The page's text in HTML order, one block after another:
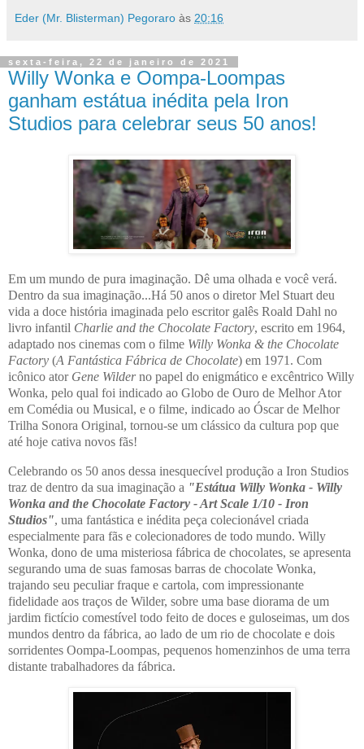
Eder (Mr. Blisterman) Pegoraro às 20:16
sexta-feira, 22 de janeiro de 2021
Willy Wonka e Oompa-Loompas
ganham estátua inédita pela Iron
Studios para celebrar seus 50 anos!
Em um mundo de pura imaginação. Dê uma olhada e você verá.
Dentro da sua imaginação...Há 50 anos o diretor Mel Stuart deu
vida a doce história imaginada pelo escritor galês Roald Dahl no
livro infantil Charlie and the Chocolate Factory, escrito em 1964,
adaptado nos cinemas com o filme Willy Wonka & the Chocolate
Factory (A Fantástica Fábrica de Chocolate) em 1971. Com
icônico ator Gene Wilderno papel do enigmático e excêntrico Willy
Wonka, pelo qual foi indicado ao Globo de Ouro de Melhor Ator
em Comédia ou Musical, e o filme, indicado ao Óscar de Melhor
Trilha Sonora Original, tornou-se um clássico da cultura pop que
até hoje cativa novos fãs!
Celebrando os 50 anos dessa inesquecível produção a Iron Studios
traz de dentro da sua imaginação a "Estátua Willy Wonka - Willy
Wonka and the Chocolate Factory - Art Scale 1/10 - Iron
Studios", uma fantástica e inédita peça colecionável criada
especialmente para fãs e colecionadores de todo mundo. Willy
Wonka, dono de uma misteriosa fábrica de chocolates, se apresenta
segurando uma de suas famosas barras de chocolate Wonka,
trajando seu peculiar fraque e cartola, com impressionante
fidelidade aos traços de Wilder, sobre uma base diorama de um
jardim fictício comestível todo feito de doces e guloseimas, um dos
mundos dentro da fábrica, ao lado de um rio de chocolate e dois
sorridentes Oompa-Loompas, pequenos homenzinhos de uma terra
distante trabalhadores da fábrica.